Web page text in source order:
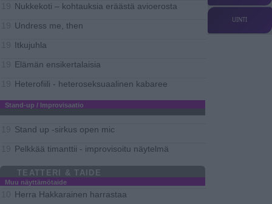
Nukkekoti – kohtauksia eräästä avioerosta
Undress me, then
Itkujuhla
Elämän ensikertalaisia
Heterofiili - heteroseksuaalinen kabaree
Stand-up / Improvisaatio
Stand up -sirkus open mic
Pelkkää timanttii - improvisoitu näytelmä
TEATTERI & TAIDE
Muu näyttämötaide
Herra Hakkarainen harrastaa
UINTI